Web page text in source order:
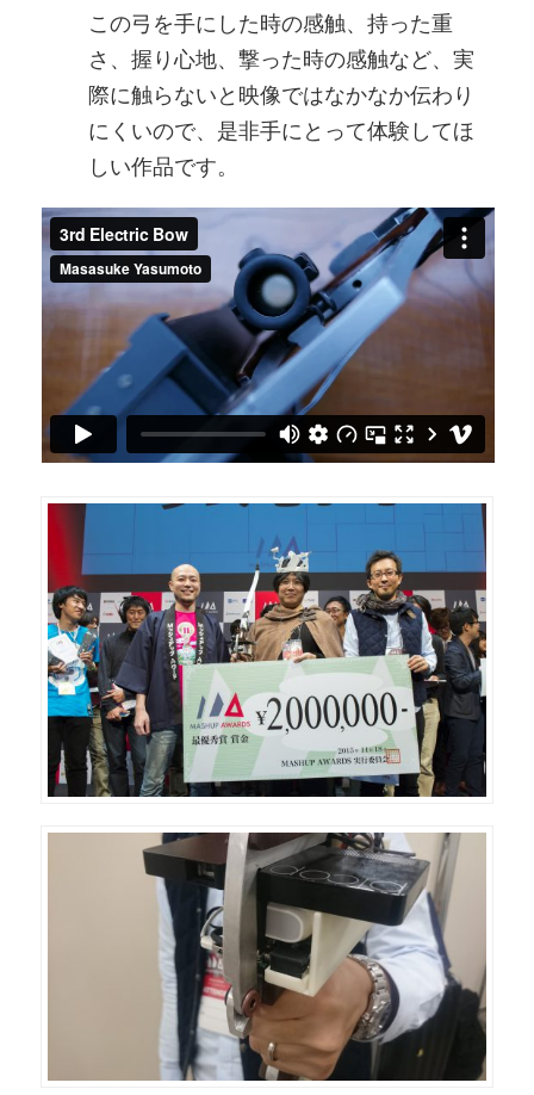
この弓を手にした時の感触、持った重
さ、握り心地、撃った時の感触など、実
際に触らないと映像ではなかなか伝わり
にくいので、是非手にとって体験してほ
しい作品です。